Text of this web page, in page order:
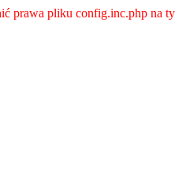
prawa pliku config.inc.php na